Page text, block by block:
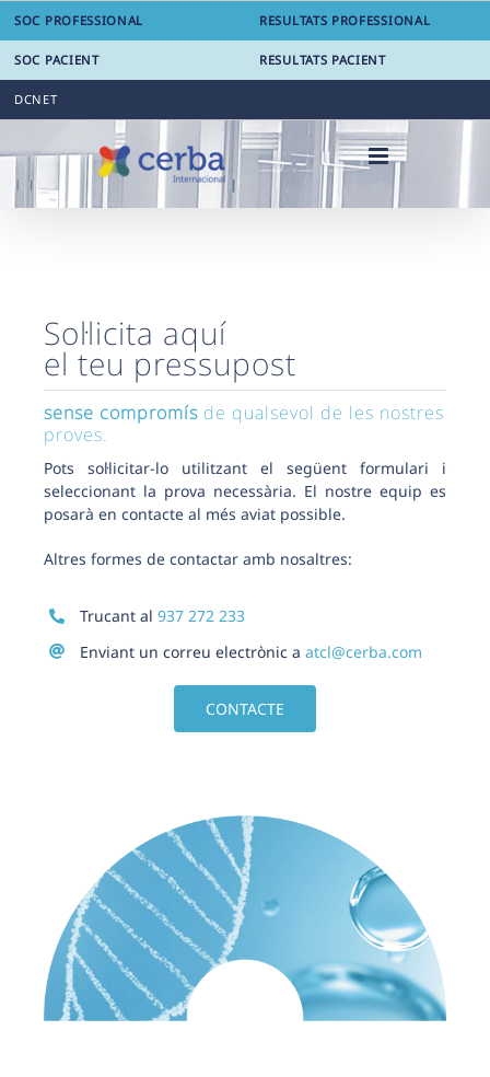
Skip
content
SOC PROFESSIONAL RESULTATS PROFESSIONAL
SOC PACIENT RESULTATS PACIENT
DCNET
Sol·licita aquí
el teu pressupost
sense compromísde qualsevol de les nostres
proves.
Pots sol·licitar-lo utilitzant el següent formulari i
seleccionant la prova necessària. El nostre equip es
posarà en contacte al més aviat possible.
Altres formes de contactar amb nosaltres:
Trucant al 937 272 233
Enviant un correu electrònic a atcl@cerba.com
CONTACTE